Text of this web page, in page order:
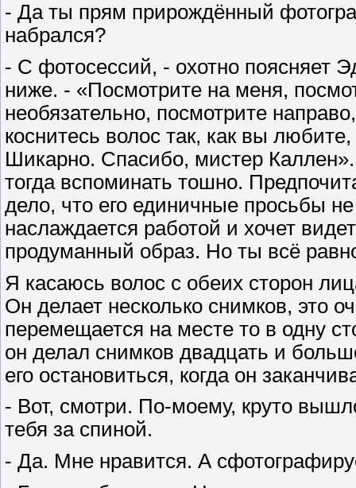
- Да ты прям прирождённый
набрался?
- С фотосессий, - охотно поясняет
ниже. - «Посмотрите на меня,
необязательно, посмотрите
коснитесь волос так, как вы
Шикарно. Спасибо, мистер
тогда вспоминать тошно.
дело, что его единичные просьбы
наслаждается работой и хочет
продуманный образ. Но ты всё
Я касаюсь волос с обеих сторон
Он делает несколько снимков, это
перемещается на месте то в одну
он делал снимков двадцать и
его остановиться, когда он
- Вот, смотри. По-моему, круто
тебя за спиной.
- Да. Мне нравится. А